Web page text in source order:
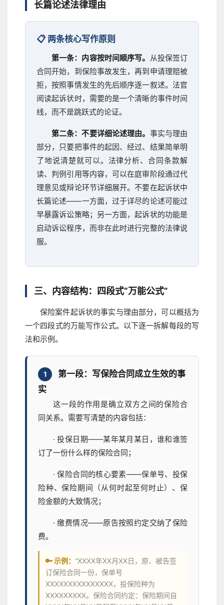
长篇论述法律理由
📋 两条核心写作原则
第一条：内容按时间顺序写。 从投保签订
合同开始，到保险事故发生，再到申请理赔被
拒，按照事情发生的先后顺序逐一叙述。法官
阅读起诉状时，需要的是一个清晰的事件时间
线，而不是跳跃式的论证。
第二条：不要详细论述理由。 事实与理由
部分，只要把事件的起因、经过、结果简单明
了地说清楚就可以。法律分析、合同条款解
读、判例引用等内容，可以在庭审阶段通过代
理意见或辩论环节详细展开。不要在起诉状中
长篇论述——一方面，过于详尽的论述可能过
早暴露诉讼策略；另一方面，起诉状的功能是
启动诉讼程序，而非在此时进行完整的法律说
服。
三、内容结构：四段式“万能公式”
保险案件起诉状的事实与理由部分，可以概括为
一个四段式的万能写作公式。以下逐一拆解每段的写
法和示例。
1
第一段：写保险合同成立生效的事
实
这一段的作用是确立双方之间的保险合
同关系。需要写清楚的内容包括：
· 投保日期——某年某月某日，谁和谁签
订了一份什么样的保险合同；
· 保险合同的核心要素——保单号、投保
险种、保险期间（从何时起至何时止）、保
险金额的大致情况；
· 缴费情况——原告按照约定交纳了保险
费。
🔑 示例： “XXXX年XX月XX日，原、被告签
订保险合同一份，保单号
XXXXXXXXXXXXXXX，投保险种为
XXXXXXXXX。保险合同约定：保险期间自